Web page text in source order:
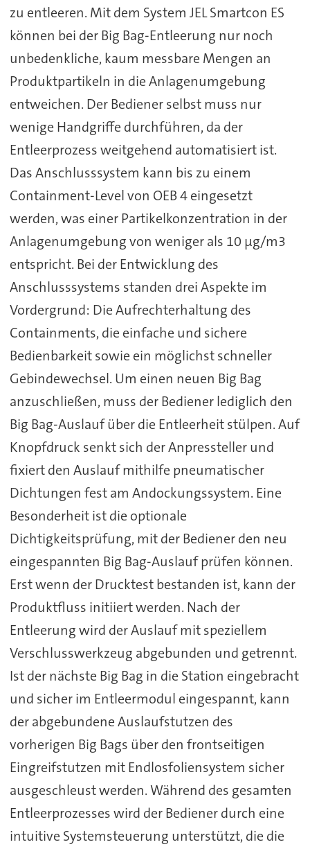
zu entleeren. Mit dem System JEL Smartcon ES
können bei der Big Bag-Entleerung nur noch
unbedenkliche, kaum messbare Mengen an
Produktpartikeln in die Anlagenumgebung
entweichen. Der Bediener selbst muss nur
wenige Handgriffe durchführen, da der
Entleerprozess weitgehend automatisiert ist.
Das Anschlusssystem kann bis zu einem
Containment-Level von OEB 4 eingesetzt
werden, was einer Partikelkonzentration in der
Anlagenumgebung von weniger als 10 μg/m3
entspricht. Bei der Entwicklung des
Anschlusssystems standen drei Aspekte im
Vordergrund: Die Aufrechterhaltung des
Containments, die einfache und sichere
Bedienbarkeit sowie ein möglichst schneller
Gebindewechsel. Um einen neuen Big Bag
anzuschließen, muss der Bediener lediglich den
Big Bag-Auslauf über die Entleerheit stülpen. Auf
Knopfdruck senkt sich der Anpressteller und
fixiert den Auslauf mithilfe pneumatischer
Dichtungen fest am Andockungssystem. Eine
Besonderheit ist die optionale
Dichtigkeitsprüfung, mit der Bediener den neu
eingespannten Big Bag-Auslauf prüfen können.
Erst wenn der Drucktest bestanden ist, kann der
Produktfluss initiiert werden. Nach der
Entleerung wird der Auslauf mit speziellem
Verschlusswerkzeug abgebunden und getrennt.
Ist der nächste Big Bag in die Station eingebracht
und sicher im Entleermodul eingespannt, kann
der abgebundene Auslaufstutzen des
vorherigen Big Bags über den frontseitigen
Eingreifstutzen mit Endlosfoliensystem sicher
ausgeschleust werden. Während des gesamten
Entleerprozesses wird der Bediener durch eine
intuitive Systemsteuerung unterstützt, die die